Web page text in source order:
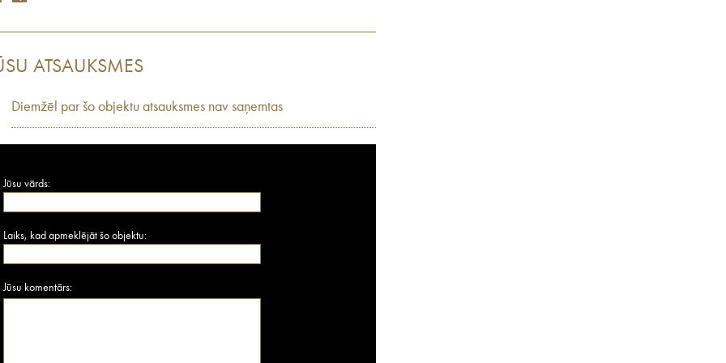
ATSAUKSMES
Diemžēl par šo objektu atsauksmes nav saņemtas
Jūsu vārds:
Laiks, kad apmeklējāt šo objektu:
Jūsu komentārs: